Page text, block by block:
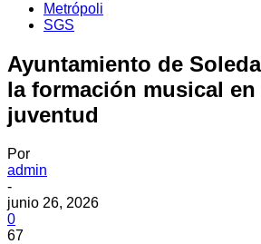
Metrópoli
SGS
Ayuntamiento de
la formación musical
juventud
Por
admin
-
junio 26, 2026
0
67